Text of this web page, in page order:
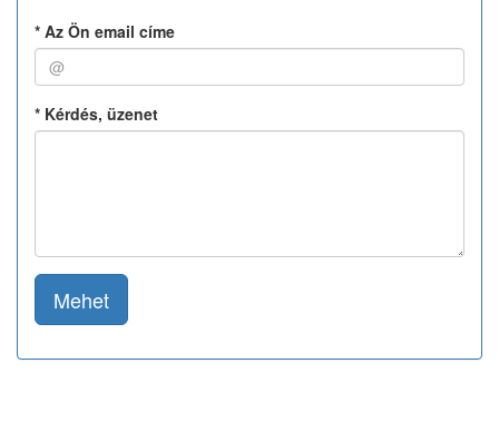
* Az Ön email címe
* Kérdés, üzenet
Mehet